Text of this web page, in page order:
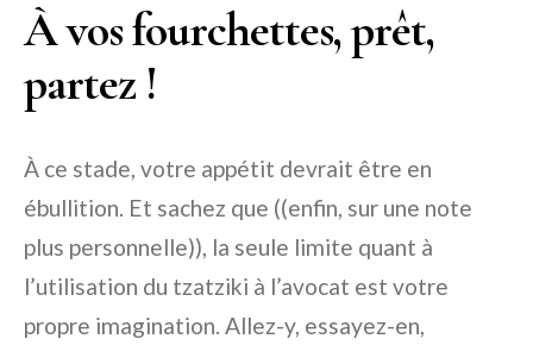
À vos fourchettes, prêt,
partez !
À ce stade, votre appétit devrait être en
ébullition. Et sachez que ((enfin, sur une note
plus personnelle)), la seule limite quant à
l’utilisation du tzatziki à l’avocat est votre
propre imagination. Allez-y, essayez-en,